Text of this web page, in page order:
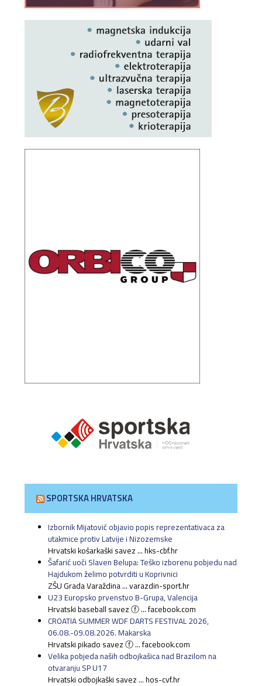
SPORTSKA HRVATSKA
Izbornik Mijatović objavio popis reprezentativaca za
utakmice protiv Latvije i Nizozemske
Hrvatski košarkaški savez ... hks-cbf.hr
Šafarić uoči Slaven Belupa: Teško izborenu pobjedu nad
Hajdukom želimo potvrditi u Koprivnici
ZŠU Grada Varaždina ... varazdin-sport.hr
U23 Europsko prvenstvo B-Grupa, Valencija
Hrvatski baseball savez ⓕ ... facebook.com
CROATIA SUMMER WDF DARTS FESTIVAL 2026,
06.08.-09.08.2026. Makarska
Hrvatski pikado savez ⓕ ... facebook.com
Velika pobjeda naših odbojkašica nad Brazilom na
otvaranju SP U17
Hrvatski odbojkaški savez ... hos-cvf.hr